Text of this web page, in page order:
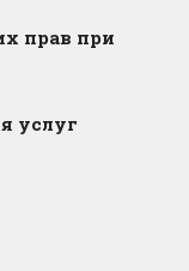
прав при
услуг